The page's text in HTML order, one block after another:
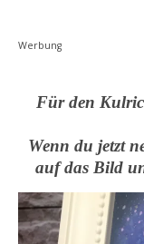
Werbung
Für den
Wenn du jetzt
auf das Bild